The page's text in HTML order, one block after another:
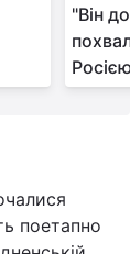
"Він
поетапно